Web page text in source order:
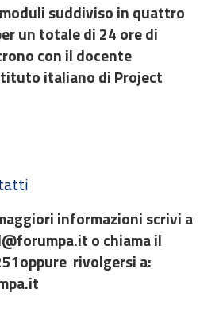
suddiviso in quattro
un totale di 24 ore di
con il docente
italiano di Project
informazioni scrivi a
o chiama il
rivolgersi a: